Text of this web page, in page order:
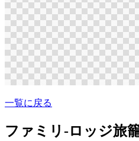
一覧に戻る
ファミリ-ロッジ旅